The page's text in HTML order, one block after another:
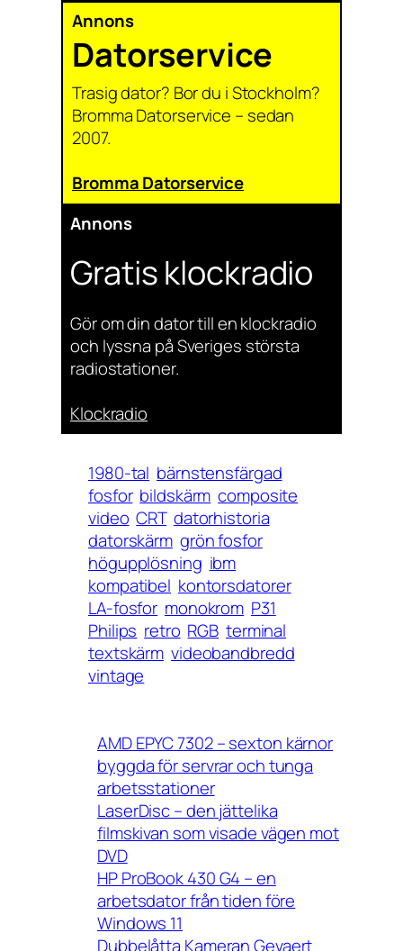
Annons
Datorservice
Trasig dator? Bor du i Stockholm?
Bromma Datorservice – sedan
2007.
Bromma Datorservice
Annons
Gratis klockradio
Gör om din dator till en klockradio
och lyssna på Sveriges största
radiostationer.
Klockradio
1980-tal bärnstensfärgad
fosfor bildskärm composite
video CRT datorhistoria
datorskärm grön fosfor
högupplösning ibm
kompatibel kontorsdatorer
LA-fosfor monokrom P31
Philips retro RGB terminal
textskärm videobandbredd
vintage
AMD EPYC 7302 – sexton kärnor
byggda för servrar och tunga
arbetsstationer
LaserDisc – den jättelika
filmskivan som visade vägen mot
DVD
HP ProBook 430 G4 – en
arbetsdator från tiden före
Windows 11
Dubbelåtta Kameran Gevaert